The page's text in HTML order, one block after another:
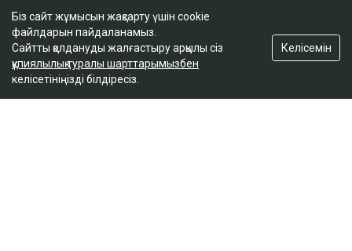
Сайттағы жарнама
Байланыс
Редакциялық саясат
Біз әлеуметтік желілерде
Біз сайт жұмысын жақсарту үшін cookie
файлдарын пайдаланамыз.
Сайтты қолдануды жалғастыру арқылы сіз
құпиялылық туралы шарттарымызбен
келісетініңізді білдіресіз.
Келісемін